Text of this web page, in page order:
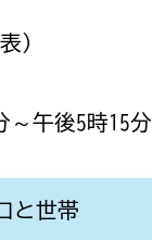
)
～午後5時15分
と世帯